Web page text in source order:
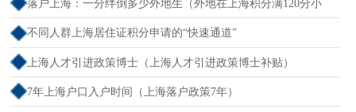
积分）
落户上海：一分绊倒多少外地生（外地在上海积分满120分小
孩可以考上海大学吗）
不同人群上海居住证积分申请的“快速通道”
上海人才引进政策博士（上海人才引进政策博士补贴）
7年上海户口入户时间（上海落户政策7年）